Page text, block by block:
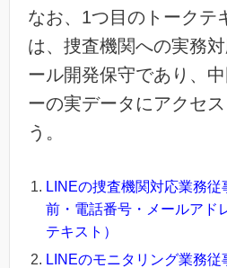
なお、1つ目のトークテ
は、捜査機関への実務
ール開発保守であり、
ーの実データにアクセ
う。
LINEの捜査機関対応業務
前・電話番号・メールアド
テキスト）
LINEのモニタリング業務